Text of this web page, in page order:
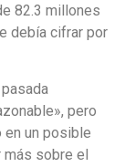
82.3 millones
debía cifrar por
pero
en un posible
sobre el